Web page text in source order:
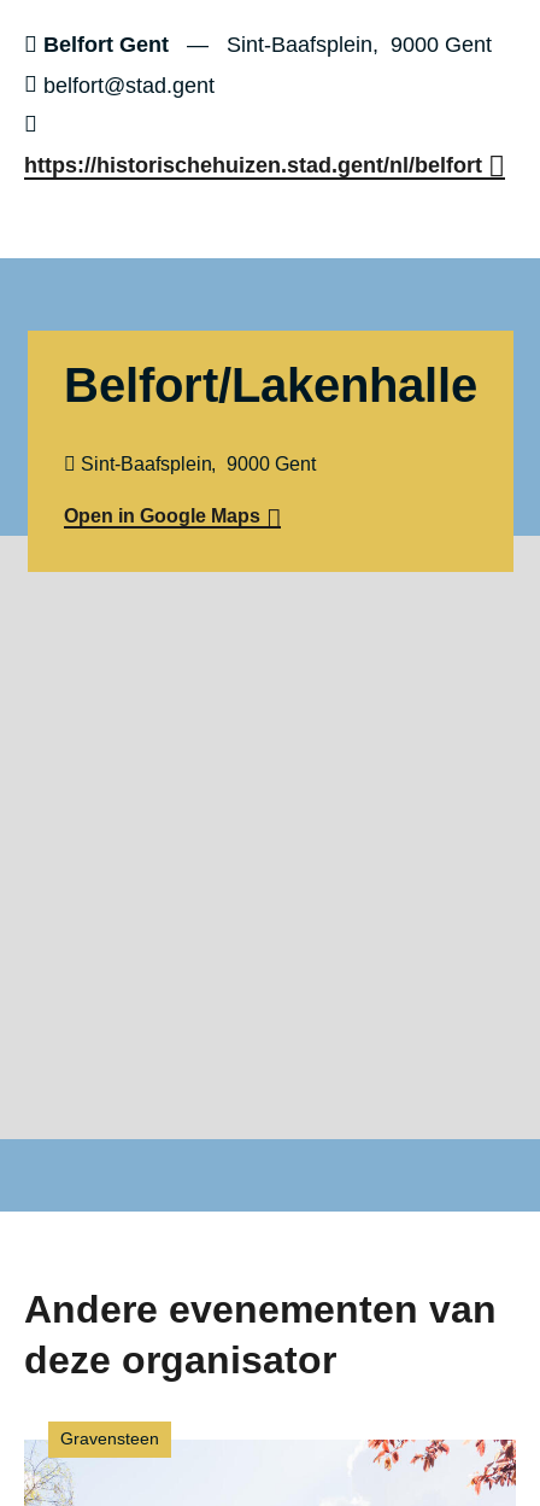
Belfort Gent Sint-Baafsplein 9000 Gent
belfort@stad.gent
https://historischehuizen.stad.gent/nl/belfort
Belfort/Lakenhalle
Sint-Baafsplein 9000 Gent
Open in Google Maps
Andere evenementen van
deze organisator
Gravensteen